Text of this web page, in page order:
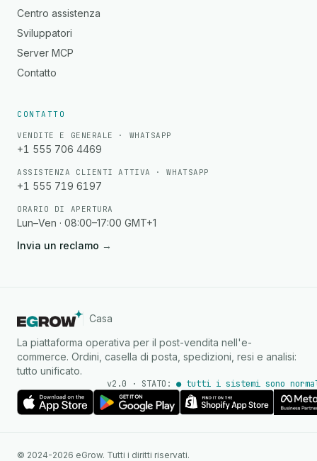
Centro assistenza
Sviluppatori
Server MCP
Contatto
CONTATTO
VENDITE E GENERALE · WHATSAPP
+1 555 706 4469
ASSISTENZA CLIENTI ATTIVA · WHATSAPP
+1 555 719 6197
ORARIO DI APERTURA
Lun–Ven · 08:00–17:00 GMT+1
Invia un reclamo →
Casa
La piattaforma operativa per il post-vendita nell'e-
commerce. Ordini, casella di posta, spedizioni, resi e analisi:
tutto unificato.
v2.0 · STATO: ● tutti i sistemi sono
© 2024-2026 eGrow. Tutti i diritti riservati.